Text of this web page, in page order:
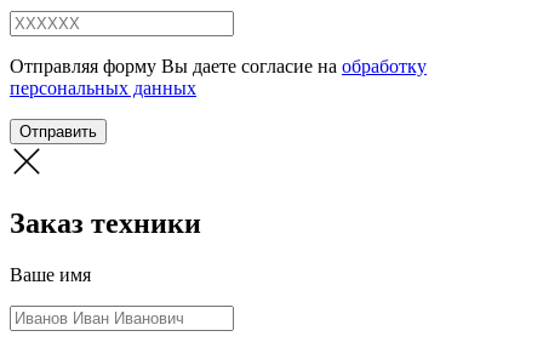
Отправляя форму Вы даете согласие на обработку
персональных данных
Отправить
Заказ техники
Ваше имя